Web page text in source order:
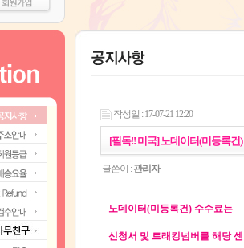
작성일 : 17-07-21 12:20
[필독!! 미국] 노데이터(미등록
글쓴이 : 관리자
노데이터(미등록건) 수수료는
신청서 및 트래킹넘버를 해당